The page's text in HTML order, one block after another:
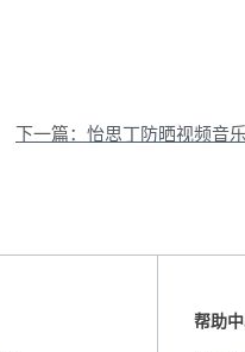
下一篇：怡思丁防晒视频音
帮助